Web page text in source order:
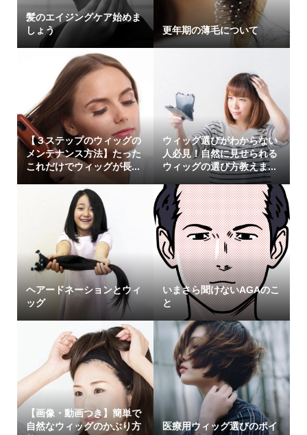
髪のエイジングケア始めま
しょう
更年期の薄毛について
【３ステップのウィッグの
メンテナンス方法】たった
これだけでウィッグが長...
ウィッグ選びがわからない
人必見！自然に見せられる
ウィッグの選び方教えま...
ヘアードネーションとウィ
ッグ
いまさら聞けないAGAのこ
と
【画像・動画つき】簡単で
自然なウィッグのかぶり方
医療用ウィッグ選びのポイ